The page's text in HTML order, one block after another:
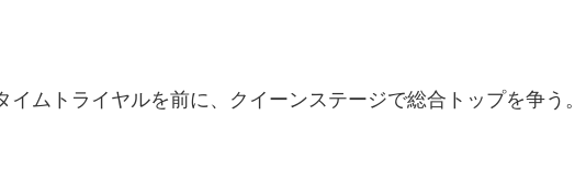
イムトライヤルを前に、クイーンステージで総合トップを争う。